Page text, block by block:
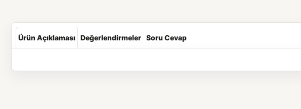
Ürün Açıklaması Değerlendirmeler Soru Cevap